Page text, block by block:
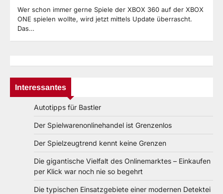
Wer schon immer gerne Spiele der XBOX 360 auf der XBOX
ONE spielen wollte, wird jetzt mittels Update überrascht.
Das…
Interessantes
Autotipps für Bastler
Der Spielwarenonlinehandel ist Grenzenlos
Der Spielzeugtrend kennt keine Grenzen
Die gigantische Vielfalt des Onlinemarktes – Einkaufen
per Klick war noch nie so begehrt
Die typischen Einsatzgebiete einer modernen Detektei